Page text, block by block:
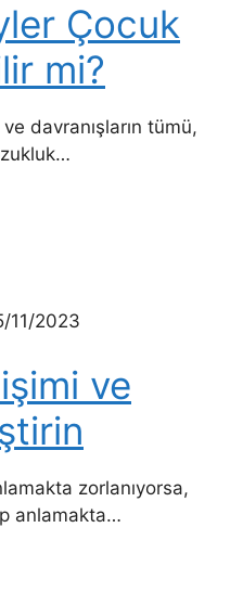
Çocuk
mi?
davranışların tümü,
11/2023
ve
zorlanıyorsa,
anlamakta…